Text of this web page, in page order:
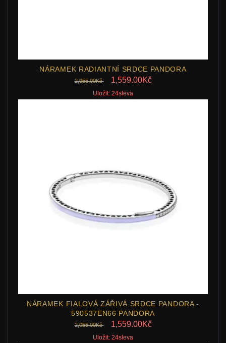
NÁRAMEK RADIANTNÍ SRDCE PANDORA
2,055.00Kč 1,559.00Kč
Uložit: 24sleva
NÁRAMEK FIALOVÁ ZÁŘIVÁ SRDCE PANDORA -
590537EN66 PANDORA
2,055.00Kč 1,559.00Kč
Uložit: 24sleva